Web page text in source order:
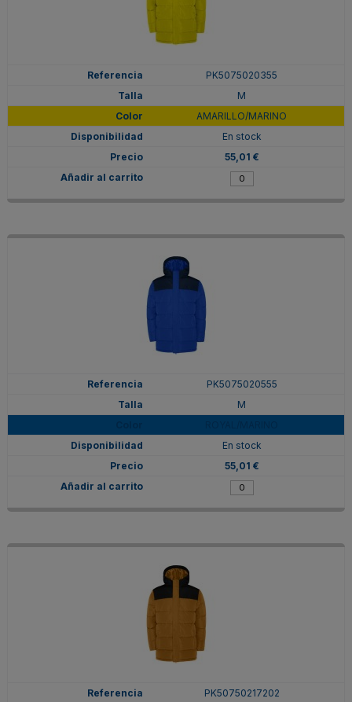
PK5075020355
M
AMARILLO/MARINO
En stock
55,01 €
PK5075020555
M
En stock
55,01 €
PK50750217202